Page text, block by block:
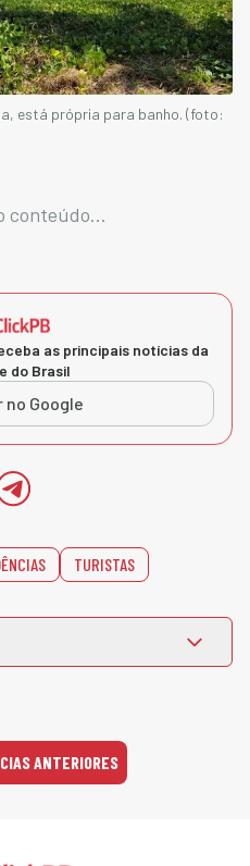
está própria para banho. (foto:
conteúdo...
as principais notícias da
do Brasil
no Google
TURISTAS
ANTERIORES